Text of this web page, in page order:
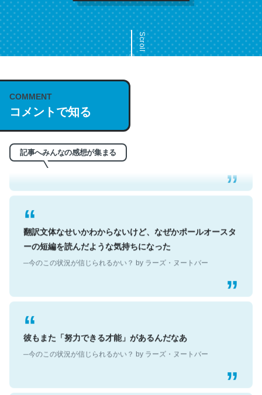
Scroll
COMMENT
コメントで知る
記事へみんなの感想が集まる
これは名文。彼はとてもクレバーなんだろうなと凄く思
う。英語少しでも読める人は原文もお勧め。自分はこの流
─今のこの状況が信じられるかい？ by ラーズ・ヌートバー
翻訳文体なせいかわからないけど、なぜかポールオースタ
ーの短編を読んだような気持ちになった
─今のこの状況が信じられるかい？ by ラーズ・ヌートバー
彼もまた「努力できる才能」があるんだなあ
─今のこの状況が信じられるかい？ by ラーズ・ヌートバー